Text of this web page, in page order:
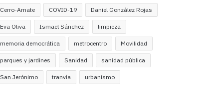
Cerro-Amate COVID-19 Daniel González Rojas
Eva Oliva Ismael Sánchez limpieza
memoria democrática metrocentro Movilidad
parques y jardines Sanidad sanidad pública
San Jerónimo tranvía urbanismo